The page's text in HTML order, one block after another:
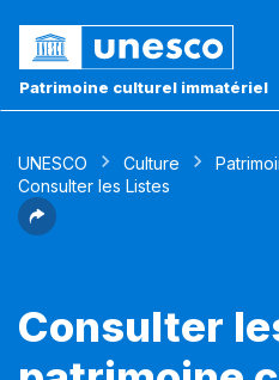
Patrimoine culturel immatériel
UNESCO Culture
Consulter les Listes
Consulter